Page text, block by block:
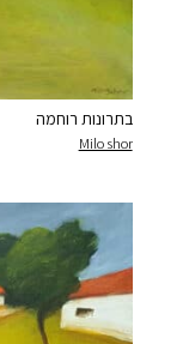
בתרונות רוחמה
Milo shor